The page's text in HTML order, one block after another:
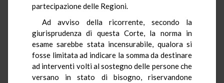
partecipazione delle Regioni.
Ad avviso della ricorrente, secondo la
giurisprudenza di questa Corte, la norma in
esame sarebbe stata incensurabile, qualora si
fosse limitata ad indicare la somma da destinare
ad interventi volti al sostegno delle persone che
versano in stato di bisogno, riservandone